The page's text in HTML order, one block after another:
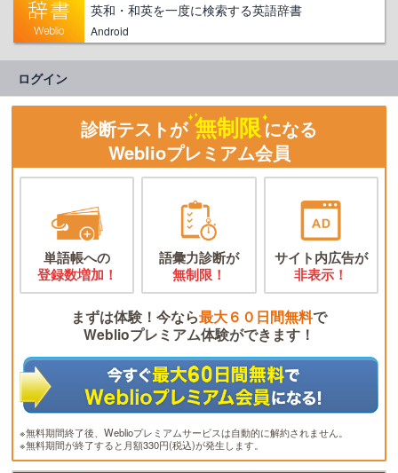
英和・和英を一度に検索する英語辞書
Android
ログイン
診断テストが 無制限になる
Weblioプレミアム会員
単語帳への
登録数増加！
語彙力診断が
無制限！
サイト内広告が
非表示！
まずは体験！今なら最大６０日間無料で
Weblioプレミアム体験ができます！
※無料期間終了後、Weblioプレミアムサービスは自動的に解約されません。
※無料期間が終了すると月額330円(税込)が発生します。